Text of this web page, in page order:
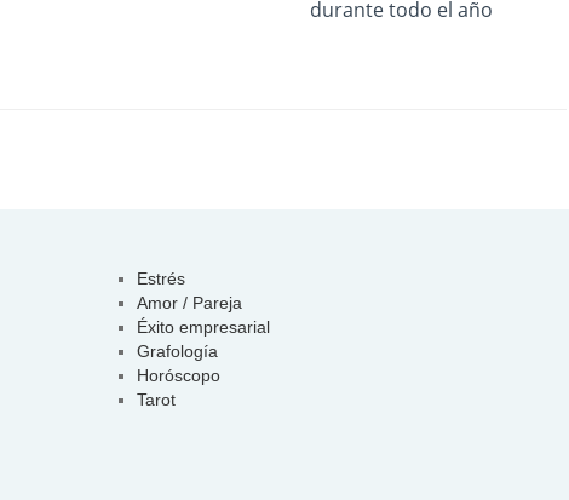
durante todo el año
Estrés
Amor / Pareja
Éxito empresarial
Grafología
Horóscopo
Tarot